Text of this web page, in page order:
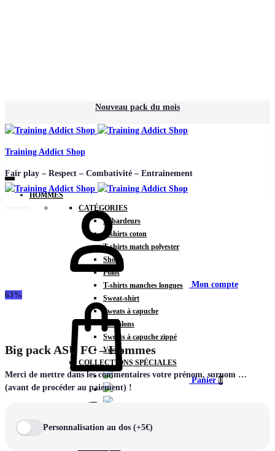
Nouveau pack du mois
Training Addict Shop
Fair play – Respect – Combativité – Entrainement
HOMMES
CATÉGORIES
Débardeurs
T-shirts coton
T-shirts match polyester
Shorts
Polos
T-shirts manches longues
Sweat-shirt
Sweats à capuche
Pantalons
Sweats à capuche zippé
Vestes
COLLECTIONS SPÉCIALES
Mon compte
Panier 0
63%
Big pack ASU FC – Hommes
Merci de mettre dans les commentaires votre prénom, surnom …
(avant de procéder au paiement) !
Personnalisation au dos (+5€)